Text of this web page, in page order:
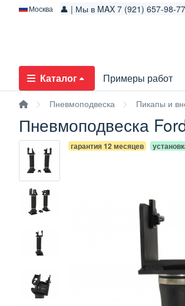
Москва 👤 | Мы в MAX 7 (921) 657-98-77
Каталог Примеры работ
Пневмоподвеска Пикапы и
Пневмоподвеска
гарантия 12 месяцев